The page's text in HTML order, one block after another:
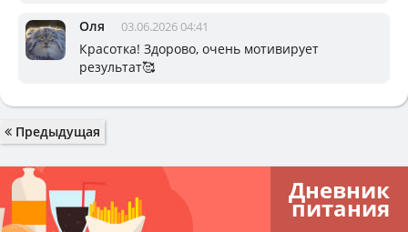
Оля 03.06.2026 04:41
Красотка! Здорово, очень мотивирует
результат🥰
Предыдущая
Дневник
питания